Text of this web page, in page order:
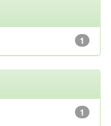
1
1